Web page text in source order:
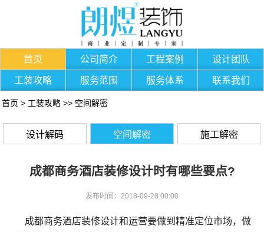
首页 公司简介 工程案例 设计团队
工装攻略 服务范围 服务体系 联系我们
首页 > 工装攻略 >> 空间解密
设计解码 空间解密 施工解密
成都商务酒店装修设计时有哪些要点?
发布时间：2018-09-28 00:00
成都商务酒店装修设计和运营要做到精准定位市场，做